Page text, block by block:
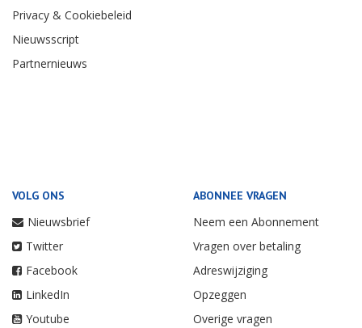
Privacy & Cookiebeleid
Nieuwsscript
Partnernieuws
VOLG ONS
Nieuwsbrief
Twitter
Facebook
LinkedIn
Youtube
ABONNEE VRAGEN
Neem een Abonnement
Vragen over betaling
Adreswijziging
Opzeggen
Overige vragen